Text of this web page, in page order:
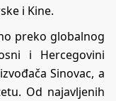
i Kine.
preko globalnog
i Hercegovini
Sinovac, a
Od najavljenih